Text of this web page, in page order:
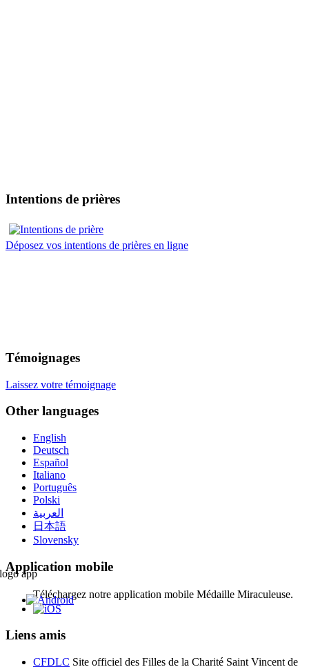
Intentions de prières
Déposez vos intentions de prières en ligne
Témoignages
Laissez votre témoignage
Other languages
English
Deutsch
Español
Italiano
Português
Polski
العربية
日本語
Slovensky
Application mobile
Téléchargez notre application mobile Médaille Miraculeuse.
Liens amis
CFDLC Site officiel des Filles de la Charité Saint Vincent de